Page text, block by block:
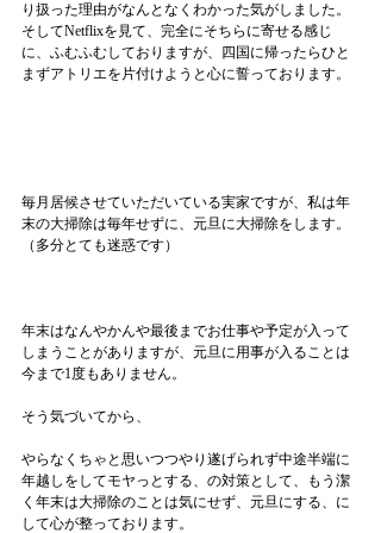
り扱った理由がなんとなくわかった気がしました。
そしてNetflixを見て、完全にそちらに寄せる感じ
に、ふむふむしておりますが、四国に帰ったらひと
まずアトリエを片付けようと心に誓っております。
毎月居候させていただいている実家ですが、私は年
末の大掃除は毎年せずに、元旦に大掃除をします。
（多分とても迷惑です）
年末はなんやかんや最後までお仕事や予定が入って
しまうことがありますが、元旦に用事が入ることは
今まで1度もありません。
そう気づいてから、
やらなくちゃと思いつつやり遂げられず中途半端に
年越しをしてモヤっとする、の対策として、もう潔
く年末は大掃除のことは気にせず、元旦にする、に
して心が整っております。